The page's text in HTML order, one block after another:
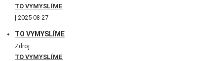
TO VYMYSLÍME
2025-08-27
TO VYMYSLÍME
Zdroj:
TO VYMYSLÍME